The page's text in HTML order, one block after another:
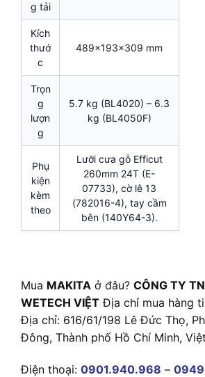
g tải
Kích
thướ
c
489x193x309 mm
Trọn
g
lượn
g
5.7 kg (BL4020) – 6.3
kg (BL4050F)
Phụ
kiện
kèm
theo
Lưỡi cưa gỗ Efficut
260mm 24T (E-
07733), cờ lê 13
(782016-4), tay cầm
bên (140Y64-3).
Mua MAKITA ở đâu? CÔNG TY
WETECH VIỆT Địa chỉ mua hàng
Địa chỉ: 616/61/198 Lê Đức Thọ,
Đông, Thành phố Hồ Chí Minh,
Điện thoại: 0901.940.968 –